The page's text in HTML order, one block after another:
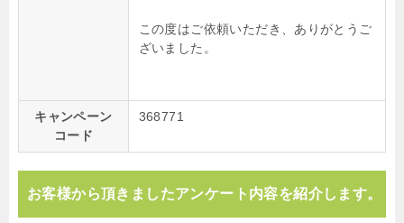
この度はご依頼いただき、ありがとうご
ざいました。
キャンペーン
コード
368771
お客様から頂きましたアンケート内容を紹介します。